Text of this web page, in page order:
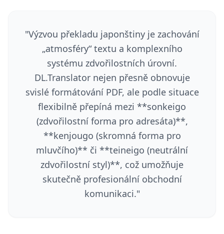
"Výzvou překladu japonštiny je zachování
„atmosféry“ textu a komplexního
systému zdvořilostních úrovní.
DL.Translator nejen přesně obnovuje
svislé formátování PDF, ale podle situace
flexibilně přepíná mezi **sonkeigo
(zdvořilostní forma pro adresáta)**,
**kenjougo (skromná forma pro
mluvčího)** či **teineigo (neutrální
zdvořilostní styl)**, což umožňuje
skutečně profesionální obchodní
komunikaci."